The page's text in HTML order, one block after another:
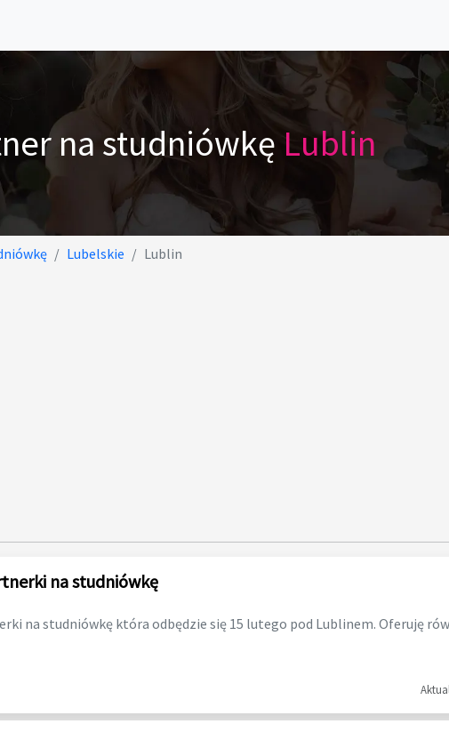
na studniówkęLublin
Lubelskie Lublin
na studniówkę
na studniówkę która odbędzie się 15 lutego pod Lublinem. Oferuję